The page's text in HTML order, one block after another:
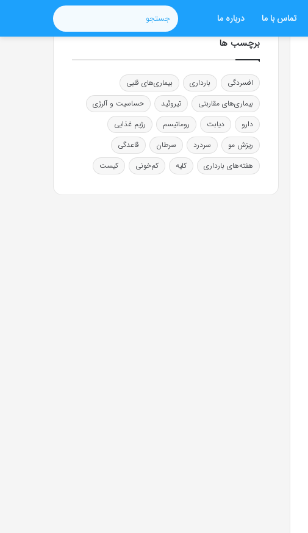
تماس با ما درباره ما جستجو
برچسب ها
افسردگی بارداری
بیماری‌های قلبی
بیماری‌های مقاربتی
تیروئید
حساسیت و آلرژی
دارو
دیابت روماتیسم
رژیم غذایی
ریزش مو
سردرد سرطان
قاعدگی
هفته‌های بارداری
کلیه کم‌خونی کیست